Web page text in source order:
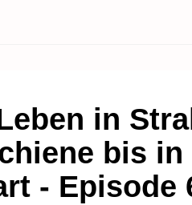
in
bis in
- Episode